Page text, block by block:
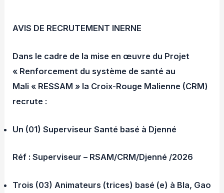
AVIS DE RECRUTEMENT INERNE
Dans le cadre de la mise en œuvre du Projet
« Renforcement du système de santé au
Mali « RESSAM » la Croix-Rouge Malienne (CRM)
recrute :
Un (01) Superviseur Santé basé à Djenné
Réf : Superviseur – RSAM/CRM/Djenné /2026
Trois (03) Animateurs (trices) basé (e) à Bla, Gao